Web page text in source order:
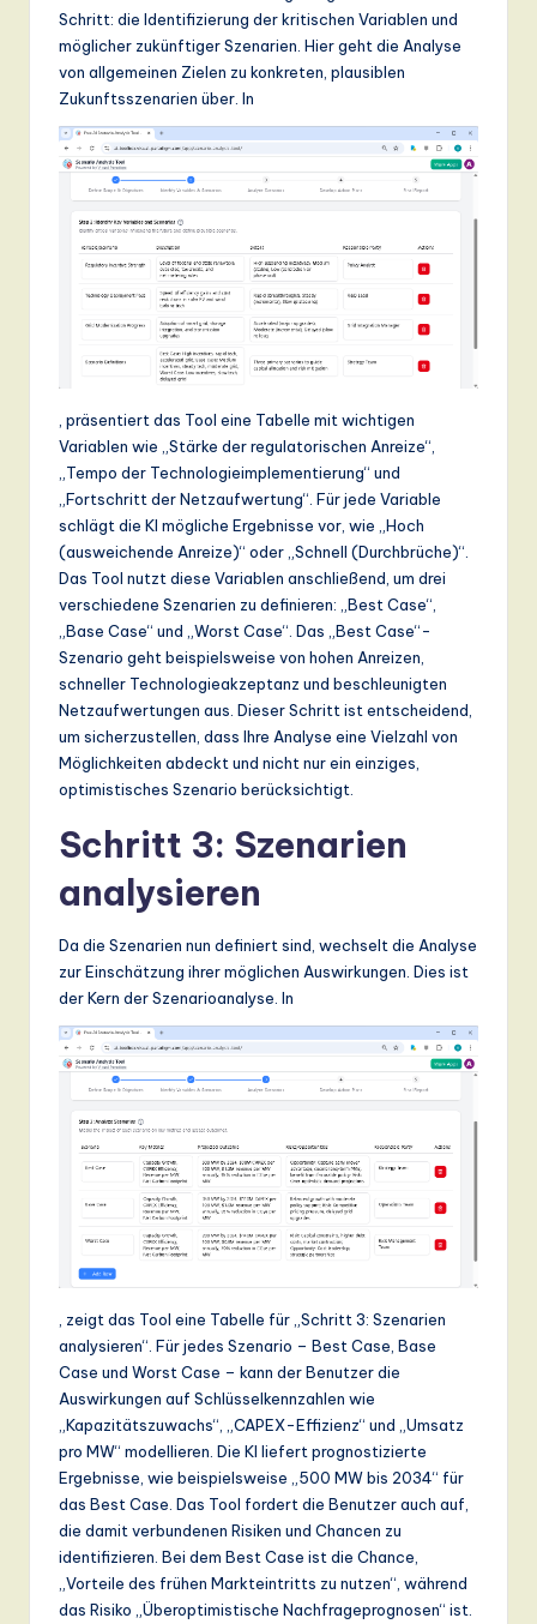
Schritt: die Identifizierung der kritischen Variablen und
möglicher zukünftiger Szenarien. Hier geht die Analyse
von allgemeinen Zielen zu konkreten, plausiblen
Zukunftsszenarien über. In
, präsentiert das Tool eine Tabelle mit wichtigen
Variablen wie „Stärke der regulatorischen Anreize“,
„Tempo der Technologieimplementierung“ und
„Fortschritt der Netzaufwertung“. Für jede Variable
schlägt die KI mögliche Ergebnisse vor, wie „Hoch
(ausweichende Anreize)“ oder „Schnell (Durchbrüche)“.
Das Tool nutzt diese Variablen anschließend, um drei
verschiedene Szenarien zu definieren: „Best Case“,
„Base Case“ und „Worst Case“. Das „Best Case“-
Szenario geht beispielsweise von hohen Anreizen,
schneller Technologieakzeptanz und beschleunigten
Netzaufwertungen aus. Dieser Schritt ist entscheidend,
um sicherzustellen, dass Ihre Analyse eine Vielzahl von
Möglichkeiten abdeckt und nicht nur ein einziges,
optimistisches Szenario berücksichtigt.
Schritt 3: Szenarien
analysieren
Da die Szenarien nun definiert sind, wechselt die Analyse
zur Einschätzung ihrer möglichen Auswirkungen. Dies ist
der Kern der Szenarioanalyse. In
, zeigt das Tool eine Tabelle für „Schritt 3: Szenarien
analysieren“. Für jedes Szenario – Best Case, Base
Case und Worst Case – kann der Benutzer die
Auswirkungen auf Schlüsselkennzahlen wie
„Kapazitätszuwachs“, „CAPEX-Effizienz“ und „Umsatz
pro MW“ modellieren. Die KI liefert prognostizierte
Ergebnisse, wie beispielsweise „500 MW bis 2034“ für
das Best Case. Das Tool fordert die Benutzer auch auf,
die damit verbundenen Risiken und Chancen zu
identifizieren. Bei dem Best Case ist die Chance,
„Vorteile des frühen Markteintritts zu nutzen“, während
das Risiko „Überoptimistische Nachfrageprognosen“ ist.